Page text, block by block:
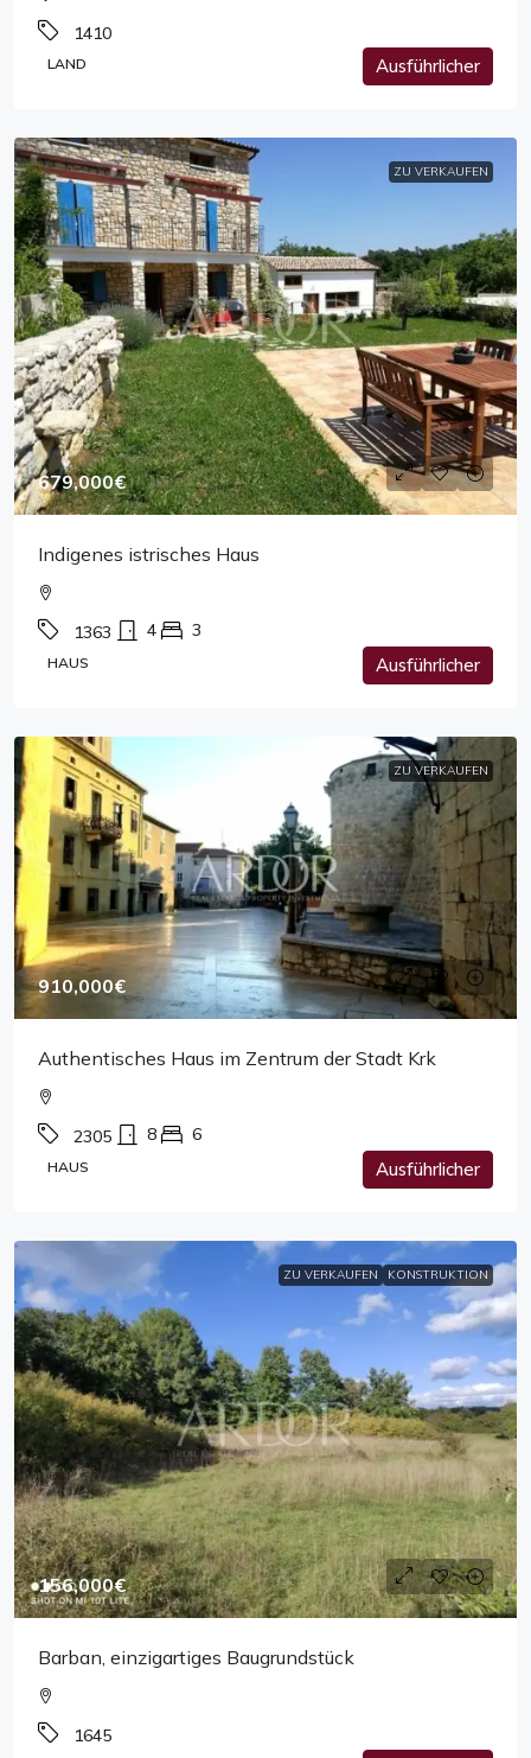
1410
LAND Ausführlicher
ZU VERKAUFEN
679,000€
Indigenes istrisches Haus
1363 4 3
HAUS Ausführlicher
ZU VERKAUFEN
910,000€
Authentisches Haus im Zentrum der Stadt Krk
2305 8 6
HAUS Ausführlicher
ZU VERKAUFEN KONSTRUKTION
156,000€
Barban, einzigartiges Baugrundstück
1645